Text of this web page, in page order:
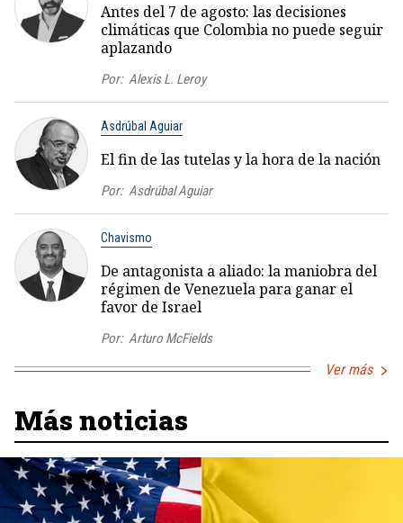
Antes del 7 de agosto: las decisiones
climáticas que Colombia no puede seguir
aplazando
Por: Alexis L. Leroy
Asdrúbal Aguiar
El fin de las tutelas y la hora de la nación
Por: Asdrúbal Aguiar
Chavismo
De antagonista a aliado: la maniobra del
régimen de Venezuela para ganar el
favor de Israel
Por: Arturo McFields
Ver más
Más noticias